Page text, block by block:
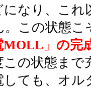
になり、これ
。この状態こ
MOLL 」 の完
の状態まで
しても、オル